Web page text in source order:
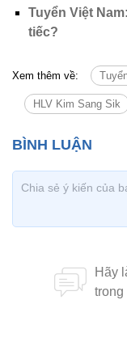
Tuyển Việt
tiếc?
Xem thêm về:
HLV Kim Sang Sik